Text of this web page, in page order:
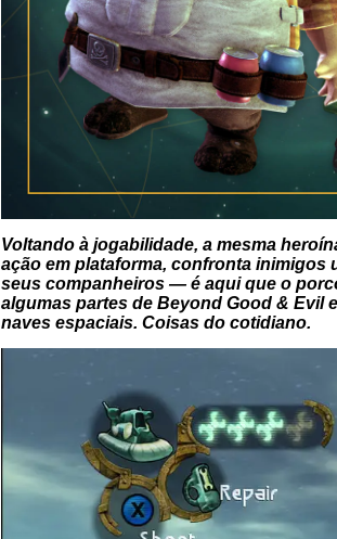
Voltando à jogabilidade, a mesma
ação em plataforma, confronta inimigos
seus companheiros — é aqui que o
algumas partes de Beyond Good &
naves espaciais. Coisas do cotidiano.